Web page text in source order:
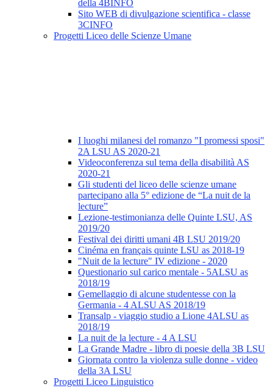
della 4BINFO
Sito WEB di divulgazione scientifica - classe
3CINFO
Progetti Liceo delle Scienze Umane
I luoghi milanesi del romanzo "I promessi sposi"
2A LSU AS 2020-21
Videoconferenza sul tema della disabilità AS
2020-21
Gli studenti del liceo delle scienze umane
partecipano alla 5° edizione de “La nuit de la
lecture”
Lezione-testimonianza delle Quinte LSU, AS
2019/20
Festival dei diritti umani 4B LSU 2019/20
Cinéma en français quinte LSU as 2018-19
"Nuit de la lecture" IV edizione - 2020
Questionario sul carico mentale - 5ALSU as
2018/19
Gemellaggio di alcune studentesse con la
Germania - 4 ALSU AS 2018/19
Transalp - viaggio studio a Lione 4ALSU as
2018/19
La nuit de la lecture - 4 A LSU
La Grande Madre - libro di poesie della 3B LSU
Giornata contro la violenza sulle donne - video
della 3A LSU
Progetti Liceo Linguistico